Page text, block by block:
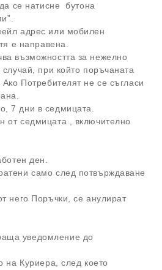
се натисне бутона
адрес или мобилен
е направена.
възможността за нежелно
при който поръчаната
Потребителят не се съгласи
7 дни в седмицата.
от седмицата , включително
ден.
само след потвърждаване
него Поръчки, се анулират
уведомление до
на Куриера, след което